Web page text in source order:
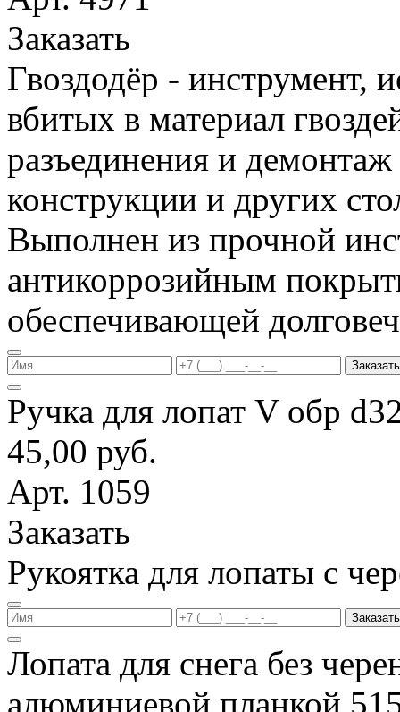
Заказать
Гвоздодёр - инструмент,
вбитых в материал
разъединения и
конструкции и других
Выполнен из прочной
антикоррозийным
обеспечивающей
Заказать
Ручка для лопат V обр
45,00 руб.
Арт. 1059
Заказать
Рукоятка для лопаты с
Заказать
Лопата для снега без
алюминиевой планкой